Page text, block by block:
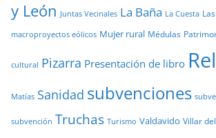
y León Juntas Vecinales La Baña La Cuesta
macroproyectos eólicos Mujer rural Médulas
cultural Pizarra Presentación de libro
Matías Sanidad subvenciones
subvención Truchas Turismo Valdavido Villar